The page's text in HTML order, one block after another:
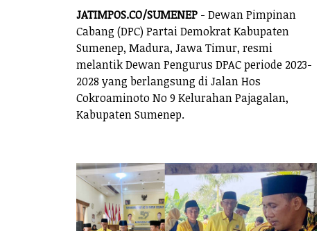
JATIMPOS.CO/SUMENEP - Dewan Pimpinan
Cabang (DPC) Partai Demokrat Kabupaten
Sumenep, Madura, Jawa Timur, resmi
melantik Dewan Pengurus DPAC periode 2023-
2028 yang berlangsung di Jalan Hos
Cokroaminoto No 9 Kelurahan Pajagalan,
Kabupaten Sumenep.